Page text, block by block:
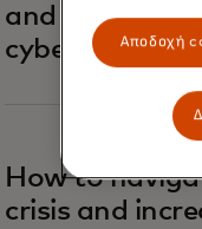
and the future
cybersecurity
How to
crisis and
Αποδοχή